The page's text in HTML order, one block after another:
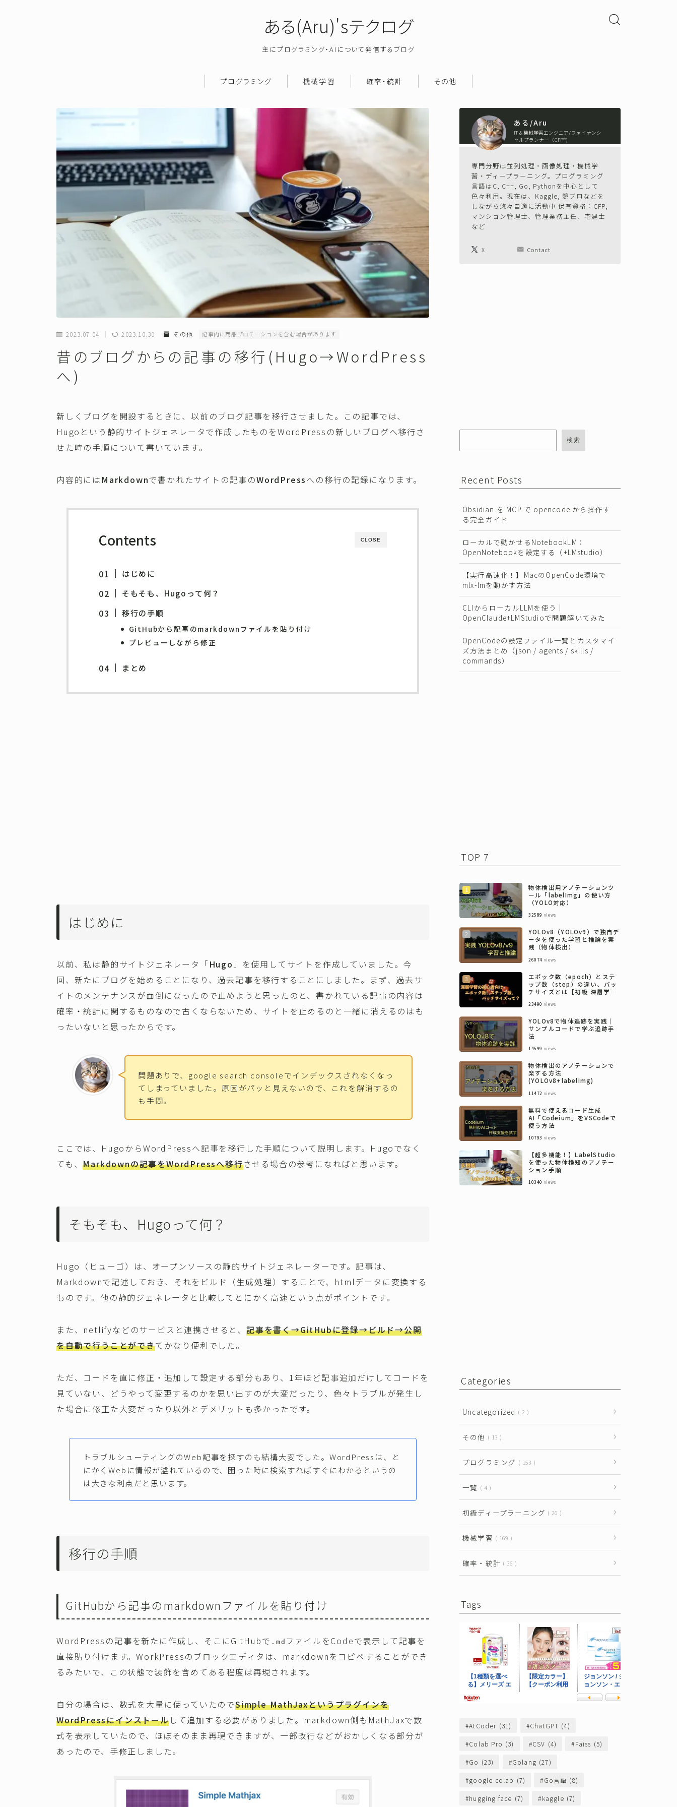
ある(Aru)'sテクログ
主にプログラミング・AIについて発信するブログ
プログラミング 機械学習 確率・統計 その他
2023.07.04 2023.10.30 その他 記事内に商品プロモーションを含む場合があります
昔のブログからの記事の移行(Hugo→WordPress
へ)
新しくブログを開設するときに、以前のブログ記事を移行させました。この記事では、
Hugoという静的サイトジェネレータで作成したものをWordPressの新しいブログへ移行さ
せた時の手順について書いています。
内容的には Markdownで書かれたサイトの記事のWordPressへの移行の記録になります。
CLOSE
Contents
はじめに
そもそも、Hugoって何？
移行の手順
GitHubから記事のmarkdownファイルを貼り付け
プレビューしながら修正
まとめ
はじめに
以前、私は静的サイトジェネレータ「 Hugo 」を使用してサイトを作成していました。今
回、新たにブログを始めることになり、過去記事を移行することにしました。まず、過去サ
イトのメンテナンスが面倒になったので止めようと思ったのと、書かれている記事の内容は
確率・統計に関するものなので古くならないため、サイトを止めるのと一緒に消えるのはも
ったいないと思ったからです。
問題ありで、google search consoleでインデックスされなくなっ
てしまっていました。原因がパッと見えないので、これを解消するの
も手間。
ここでは、HugoからWordPressへ記事を移行した手順について説明します。Hugoでなく
ても、Markdownの記事をWordPressへ移行させる場合の参考になればと思います。
そもそも、Hugoって何？
Hugo（ヒューゴ）は、オープンソースの静的サイトジェネレーターです。記事は、
Markdownで記述しておき、それをビルド（生成処理）することで、htmlデータに変換する
ものです。他の静的ジェネレータと比較してとにかく高速という点がポイントです。
また、netlifyなどのサービスと連携させると、 記事を書く→GitHubに登録→ビルド→公開
を自動で行うことができてかなり便利でした。
ただ、コードを直に修正・追加して設定する部分もあり、1年ほど記事追加だけしてコードを
見ていない、どうやって変更するのかを思い出すのが大変だったり、色々トラブルが発生し
た場合に修正た大変だったり以外とデメリットも多かったです。
トラブルシューティングのWeb記事を探すのも結構大変でした。WordPressは、と
にかくWebに情報が溢れているので、困った時に検索すればすぐにわかるというの
は大きな利点だと思います。
移行の手順
GitHubから記事のmarkdownファイルを貼り付け
WordPressの記事を新たに作成し、そこにGitHubで .md ファイルをCodeで表示して記事を
直接貼り付けます。WorkPressのブロックエディタは、markdownをコピペすることができ
るみたいで、この状態で装飾を含めてある程度は再現されます。
自分の場合は、数式を大量に使っていたのでSimple MathJaxというプラグインを
WordPressにインストールして追加する必要がありました。markdown側もMathJaxで数
式を表示していたので、ほぼそのまま再現できますが、一部改行などがおかしくなる部分が
あったので、手修正しました。
ある/Aru
IT＆機械学習エンジニア/ファイナンシ
ャルプランナー（CFP®)
専門分野は並列処理・画像処理・機械学
習・ディープラーニング。プログラミング
言語はC, C++, Go, Pythonを中心として
色々利用。現在は、Kaggle, 競プロなどを
しながら悠々自適に活動中 保有資格：CFP,
マンション管理士、管理業務主任、宅建士
など
X Contact
検索
Recent Posts
Obsidian を MCP で opencode から操作す
る完全ガイド
ローカルで動かせるNotebookLM：
OpenNotebookを設定する（+LMstudio）
【実行高速化！】MacのOpenCode環境で
mlx-lmを動かす方法
CLIからローカルLLMを使う｜
OpenClaude+LMStudioで問題解いてみた
OpenCodeの設定ファイル一覧とカスタマイ
ズ方法まとめ（json / agents / skills /
commands）
TOP 7
物体検出用アノテーションツ
ール「labelImg」の使い方
（YOLO対応）
32589 views
YOLOv8（YOLOv9）で独自デ
ータを使った学習と推論を実
践（物体検出）
26074 views
エポック数（epoch）とステ
ップ数（step）の違い、バッ
チサイズとは【初級 深層学習
23490 views
YOLOv8で物体追跡を実践｜
サンプルコードで学ぶ追跡手
法
14599 views
物体検出のアノテーションで
楽する方法
(YOLOv8+labelImg)
11472 views
無料で使えるコード生成
AI「Codeium」をVSCodeで
使う方法
10793 views
【超多機能！】LabelStudio
を使った物体検知のアノテー
ション手順
10340 views
Categories
Uncategorized 2
その他 13
プログラミング 153
一覧 4
初級ディープラーニング 26
機械学習 169
確率・統計 36
Tags
AtCoder (31) ChatGPT (4)
Colab Pro (3) CSV (4) Faiss (5)
Go (23) Golang (27)
google colab (7) Go言語 (8)
hugging face (7) kaggle (7)